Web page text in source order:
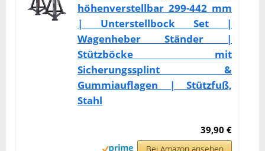
höhenverstellbar 299-442 mm
| Unterstellbock Set |
Wagenheber Ständer |
Stützböcke mit
Sicherungssplint &
Gummiauflagen | Stützfuß,
Stahl
39,90 €